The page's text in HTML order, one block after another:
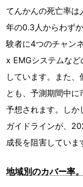
てんかんの死亡率
年の0.3人からわず
験者に4つのチャン
x EMGシステムな
しています。また
とも、予測期間中に
予想されます。しか
ガイドラインが、
成長を阻害していま
地域別のカバー率。